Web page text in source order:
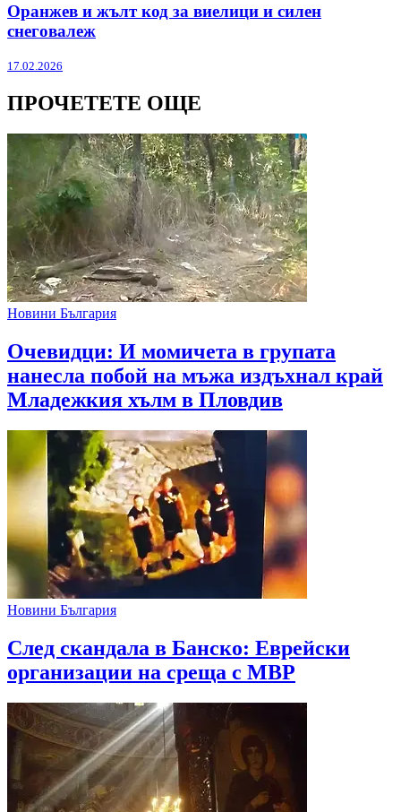
Оранжев и жълт код за виелици и силен
снеговалеж
17.02.2026
ПРОЧЕТЕТЕ ОЩЕ
Новини България
Очевидци: И момичета в групата
нанесла побой на мъжа издъхнал край
Младежкия хълм в Пловдив
Новини България
След скандала в Банско: Eврейски
организации на среща с МВР